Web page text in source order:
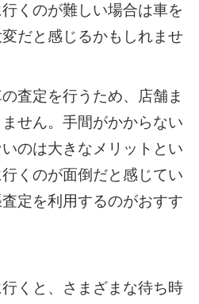
くのが難しい場合は車を
だと感じるかもしれませ
査定を行うため、店舗ま
せん。手間がかからない
のは大きなメリットとい
くのが面倒だと感じてい
定を利用するのがおすす
くと、さまざまな待ち時